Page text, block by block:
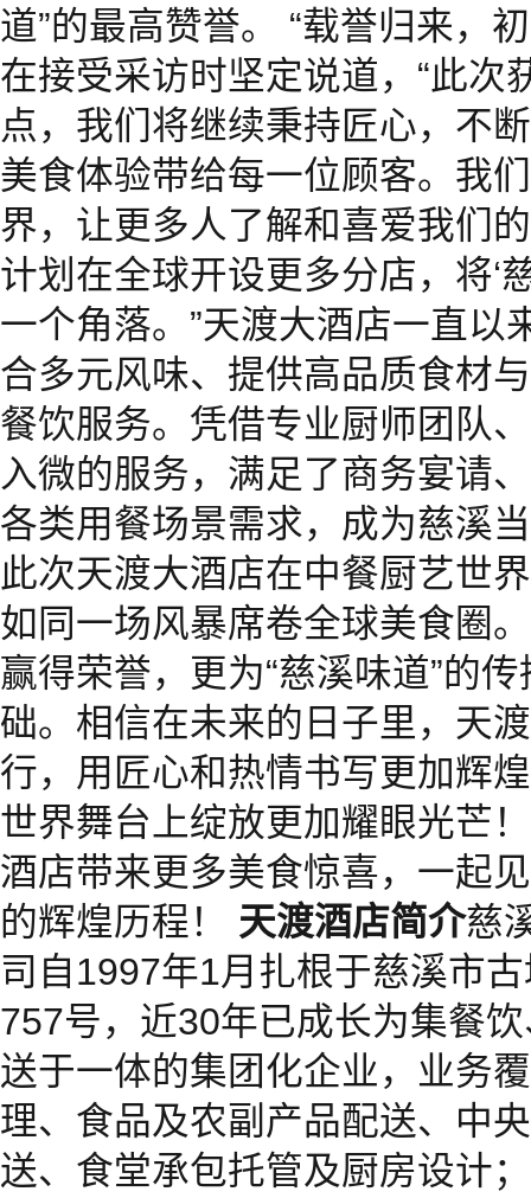
道”的最高赞誉。 “载誉归来，
在接受采访时坚定说道，“此次
点，我们将继续秉持匠心，不
美食体验带给每一位顾客。我
界，让更多人了解和喜爱我们
计划在全球开设更多分店，将‘
一个角落。”天渡大酒店一直以
合多元风味、提供高品质食材
餐饮服务。凭借专业厨师团队
入微的服务，满足了商务宴请
各类用餐场景需求，成为慈溪
此次天渡大酒店在中餐厨艺世
如同一场风暴席卷全球美食圈
赢得荣誉，更为“慈溪味道”的
础。相信在未来的日子里，天
行，用匠心和热情书写更加辉
世界舞台上绽放更加耀眼光芒
酒店带来更多美食惊喜，一起
的辉煌历程！ 天渡酒店简介慈
司自1997年1月扎根于慈溪市
757号，近30年已成长为集餐
送于一体的集团化企业，业务
理、食品及农副产品配送、中
送、食堂承包托管及厨房设计